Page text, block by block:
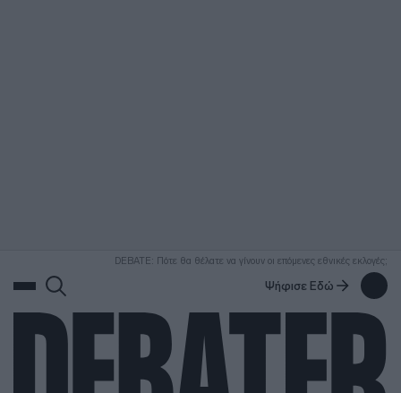
DEBATE: Πότε θα θέλατε να γίνουν οι επόμενες εθνικές εκλογές;
Ψήφισε Εδώ